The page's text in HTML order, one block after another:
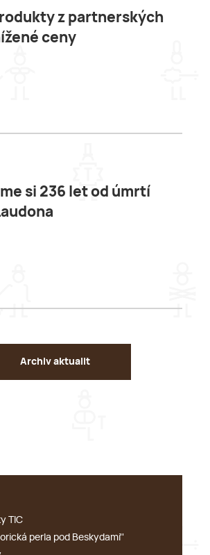
z partnerských
ceny
si 236 let od úmrtí
Archiv aktualit
TIC
perla pod Beskydami''